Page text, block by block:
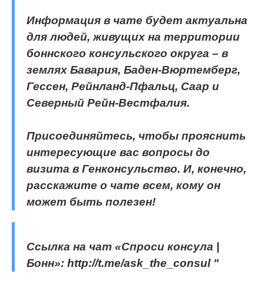
Информация в чате будет актуальна
для людей, живущих на территории
боннского консульского округа – в
землях Бавария, Баден-Вюртемберг,
Гессен, Рейнланд-Пфальц, Саар и
Северный Рейн-Вестфалия.
Присоединяйтесь, чтобы прояснить
интересующие вас вопросы до
визита в Генконсульство. И, конечно,
расскажите о чате всем, кому он
может быть полезен!
Ссылка на чат «Спроси консула |
Бонн»: http://t.me/ask_the_consul "